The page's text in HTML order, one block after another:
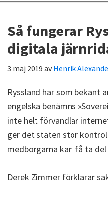
Så fungerar
digitala
3 maj 2019 avHenrik
Ryssland har som bekant
engelska benämns
inte helt förvandlar
ger det staten stor
medborgarna kan få ta del
Derek Zimmer förklarar